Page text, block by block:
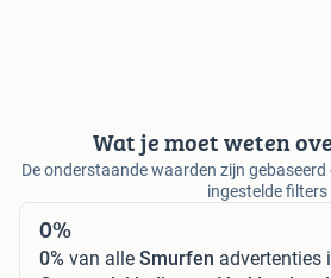
Wat je moet weten
De onderstaande waarden zijn
ingestelde filters
0%
0% van alle Smurfen advertenties